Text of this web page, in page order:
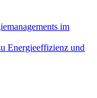
im
Energieeffizienz und